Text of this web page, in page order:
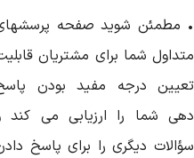
مطمئن شوید صفحه پرسشهای
شما برای مشتریان قابلیت
درجه مفید بودن پاسخ
شما را ارزیابی می کند و
دیگری را برای پاسخ دادن